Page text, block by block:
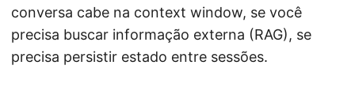
conversa cabe na context window, se você
precisa buscar informação externa (RAG), se
precisa persistir estado entre sessões.